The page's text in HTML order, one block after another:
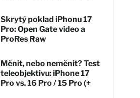
Skrytý poklad iPhonu 17
Pro: Open Gate video a
ProRes Raw
Měnit, nebo neměnit? Test
teleobjektivu: iPhone 17
Pro vs. 16 Pro / 15 Pro (+